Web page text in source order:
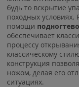
будь то вскрытие
походных условиях.
помощи
обеспечивает
процессу
классическому
конструкция
ножом, делая его
ситуациях.